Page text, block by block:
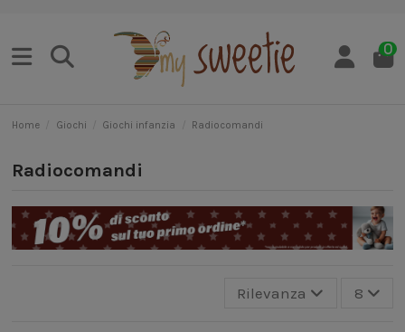
0
Home Giochi Giochi infanzia Radiocomandi
Radiocomandi
Rilevanza 8